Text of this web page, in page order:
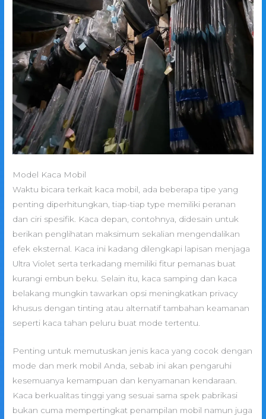
Model Kaca Mobil
Waktu bicara terkait kaca mobil, ada beberapa tipe yang
penting diperhitungkan, tiap-tiap type memiliki peranan
dan ciri spesifik. Kaca depan, contohnya, didesain untuk
berikan penglihatan maksimum sekalian mengendalikan
efek eksternal. Kaca ini kadang dilengkapi lapisan menjaga
Ultra Violet serta terkadang memiliki fitur pemanas buat
kurangi embun beku. Selain itu, kaca samping dan kaca
belakang mungkin tawarkan opsi meningkatkan privacy
khusus dengan tinting atau alternatif tambahan keamanan
seperti kaca tahan peluru buat mode tertentu.
Penting untuk memutuskan jenis kaca yang cocok dengan
mode dan merk mobil Anda, sebab ini akan pengaruhi
kesemuanya kemampuan dan kenyamanan kendaraan.
Kaca berkualitas tinggi yang sesuai sama spek pabrikasi
bukan cuma mempertingkat penampilan mobil namun juga